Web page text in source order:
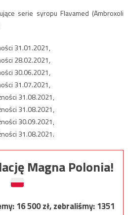
serie syropu Flavamed (Ambroxoli
31.01.2021,
28.02.2021,
30.06.2021,
31.07.2021,
31.08.2021,
31.08.2021,
30.09.2021,
31.08.2021.
Magna Polonia!
16 500zł, zebraliśmy:1351